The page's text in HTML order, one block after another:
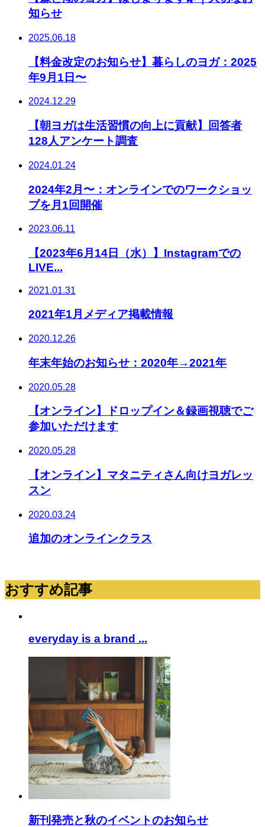
知らせ
2025.06.18
【料金改定のお知らせ】暮らしのヨガ：2025
年9月1日〜
2024.12.29
【朝ヨガは生活習慣の向上に貢献】回答者
128人アンケート調査
2024.01.24
2024年2月〜：オンラインでのワークショッ
プを月1回開催
2023.06.11
【2023年6月14日（水）】Instagramでの
LIVE...
2021.01.31
2021年1月メディア掲載情報
2020.12.26
年末年始のお知らせ：2020年→2021年
2020.05.28
【オンライン】ドロップイン＆録画視聴でご
参加いただけます
2020.05.28
【オンライン】マタニティさん向けヨガレッ
スン
2020.03.24
追加のオンラインクラス
おすすめ記事
everyday is a brand ...
新刊発売と秋のイベントのお知らせ